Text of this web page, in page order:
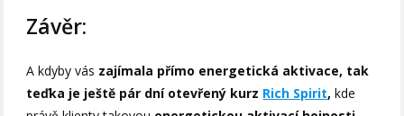
Závěr:
A kdyby vás zajímala přímo energetická aktivace, tak
teďka je ještě pár dní otevřený kurz Rich Spirit, kde